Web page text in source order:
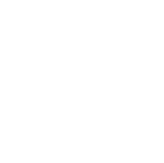
Dois Deles Exclusivos
Cinco Compartimentos,
Pet ReciclÁvel Com